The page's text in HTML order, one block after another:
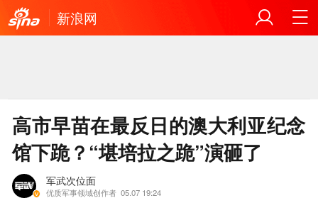
新浪网
高市早苗在最反日的澳大利亚纪念
馆下跪？“堪培拉之跪”演砸了
军武次位面
优质军事领域创作者 05.07 19:24